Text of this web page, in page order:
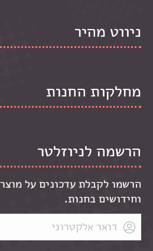
ניווט מהיר
מחלקות החנות
הרשמה לניוזלטר
הרשמו לקבלת עדכונים על
וחידושים בחנות.